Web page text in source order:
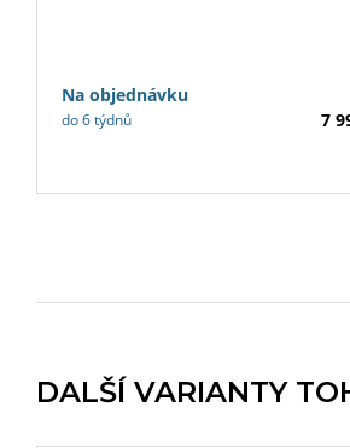
Na objednávku
do 6 týdnů 7
DALŠÍ VARIANTY